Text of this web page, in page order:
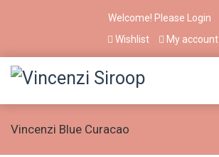
Welcome! Please
Login
Wishlist
My account
Vincenzi Blue Curacao